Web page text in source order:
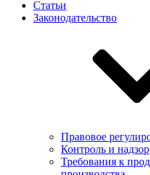
Статьи
Законодательство
Правовое
Контроль и надзор
Требования к